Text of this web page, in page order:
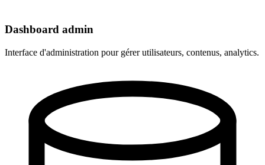
Dashboard admin
Interface d'administration pour gérer utilisateurs, contenus, analytics.